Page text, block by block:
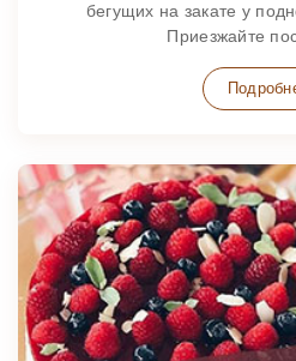
бегущих на закате у
Приезжайте